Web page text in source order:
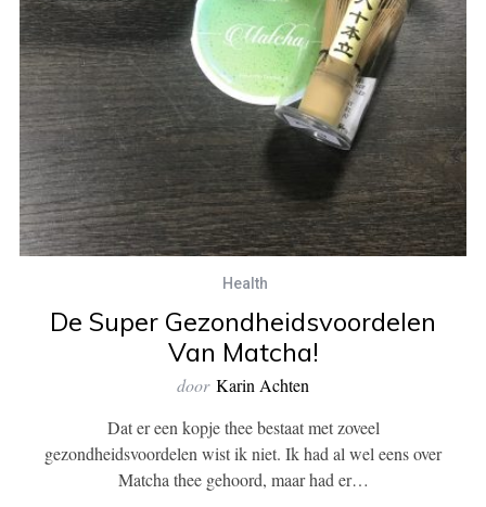
Health
De Super Gezondheidsvoordelen
Van Matcha!
door Karin Achten
Dat er een kopje thee bestaat met zoveel
gezondheidsvoordelen wist ik niet. Ik had al wel eens over
Matcha thee gehoord, maar had er…